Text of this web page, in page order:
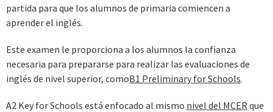
partida para que los alumnos de primaria comiencen a
aprender el inglés.
Este examen le proporciona a los alumnos la confianza
necesaria para prepararse para realizar las evaluaciones de
inglés de nivel superior, comoB1 Preliminary for Schools.
A2 Key for Schools está enfocado al mismo nivel del MCER que